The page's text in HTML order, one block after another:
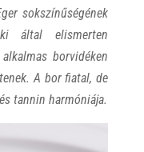
sokszínűségének
által elismerten
borvidéken
A bor fiatal, de
tannin harmóniája.